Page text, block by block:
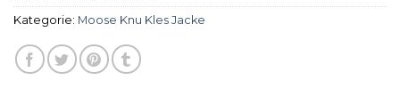
Kategorie: Moose Knu Kles Jacke